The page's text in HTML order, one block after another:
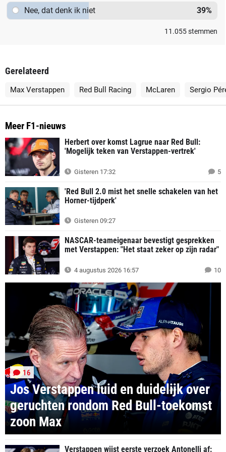
Nee, dat denk ik niet 39%
11.055stemmen
Gerelateerd
Max Verstappen Red Bull Racing McLaren Sergio
Meer F1-nieuws
Herbert over komst Lagrue naar Red Bull:
'Mogelijk teken van Verstappen-vertrek'
Gisteren 17:32 5
'Red Bull 2.0 mist het snelle schakelen van het
Horner-tijdperk'
Gisteren 09:27
NASCAR-teameigenaar bevestigt gesprekken
met Verstappen: "Het staat zeker op zijn radar"
4 augustus 2026 16:57 10
Jos Verstappen luid en duidelijk over
geruchten rondom Red Bull-toekomst
zoon Max
16
Verstappen wijst eerste verzoek Antonelli af: